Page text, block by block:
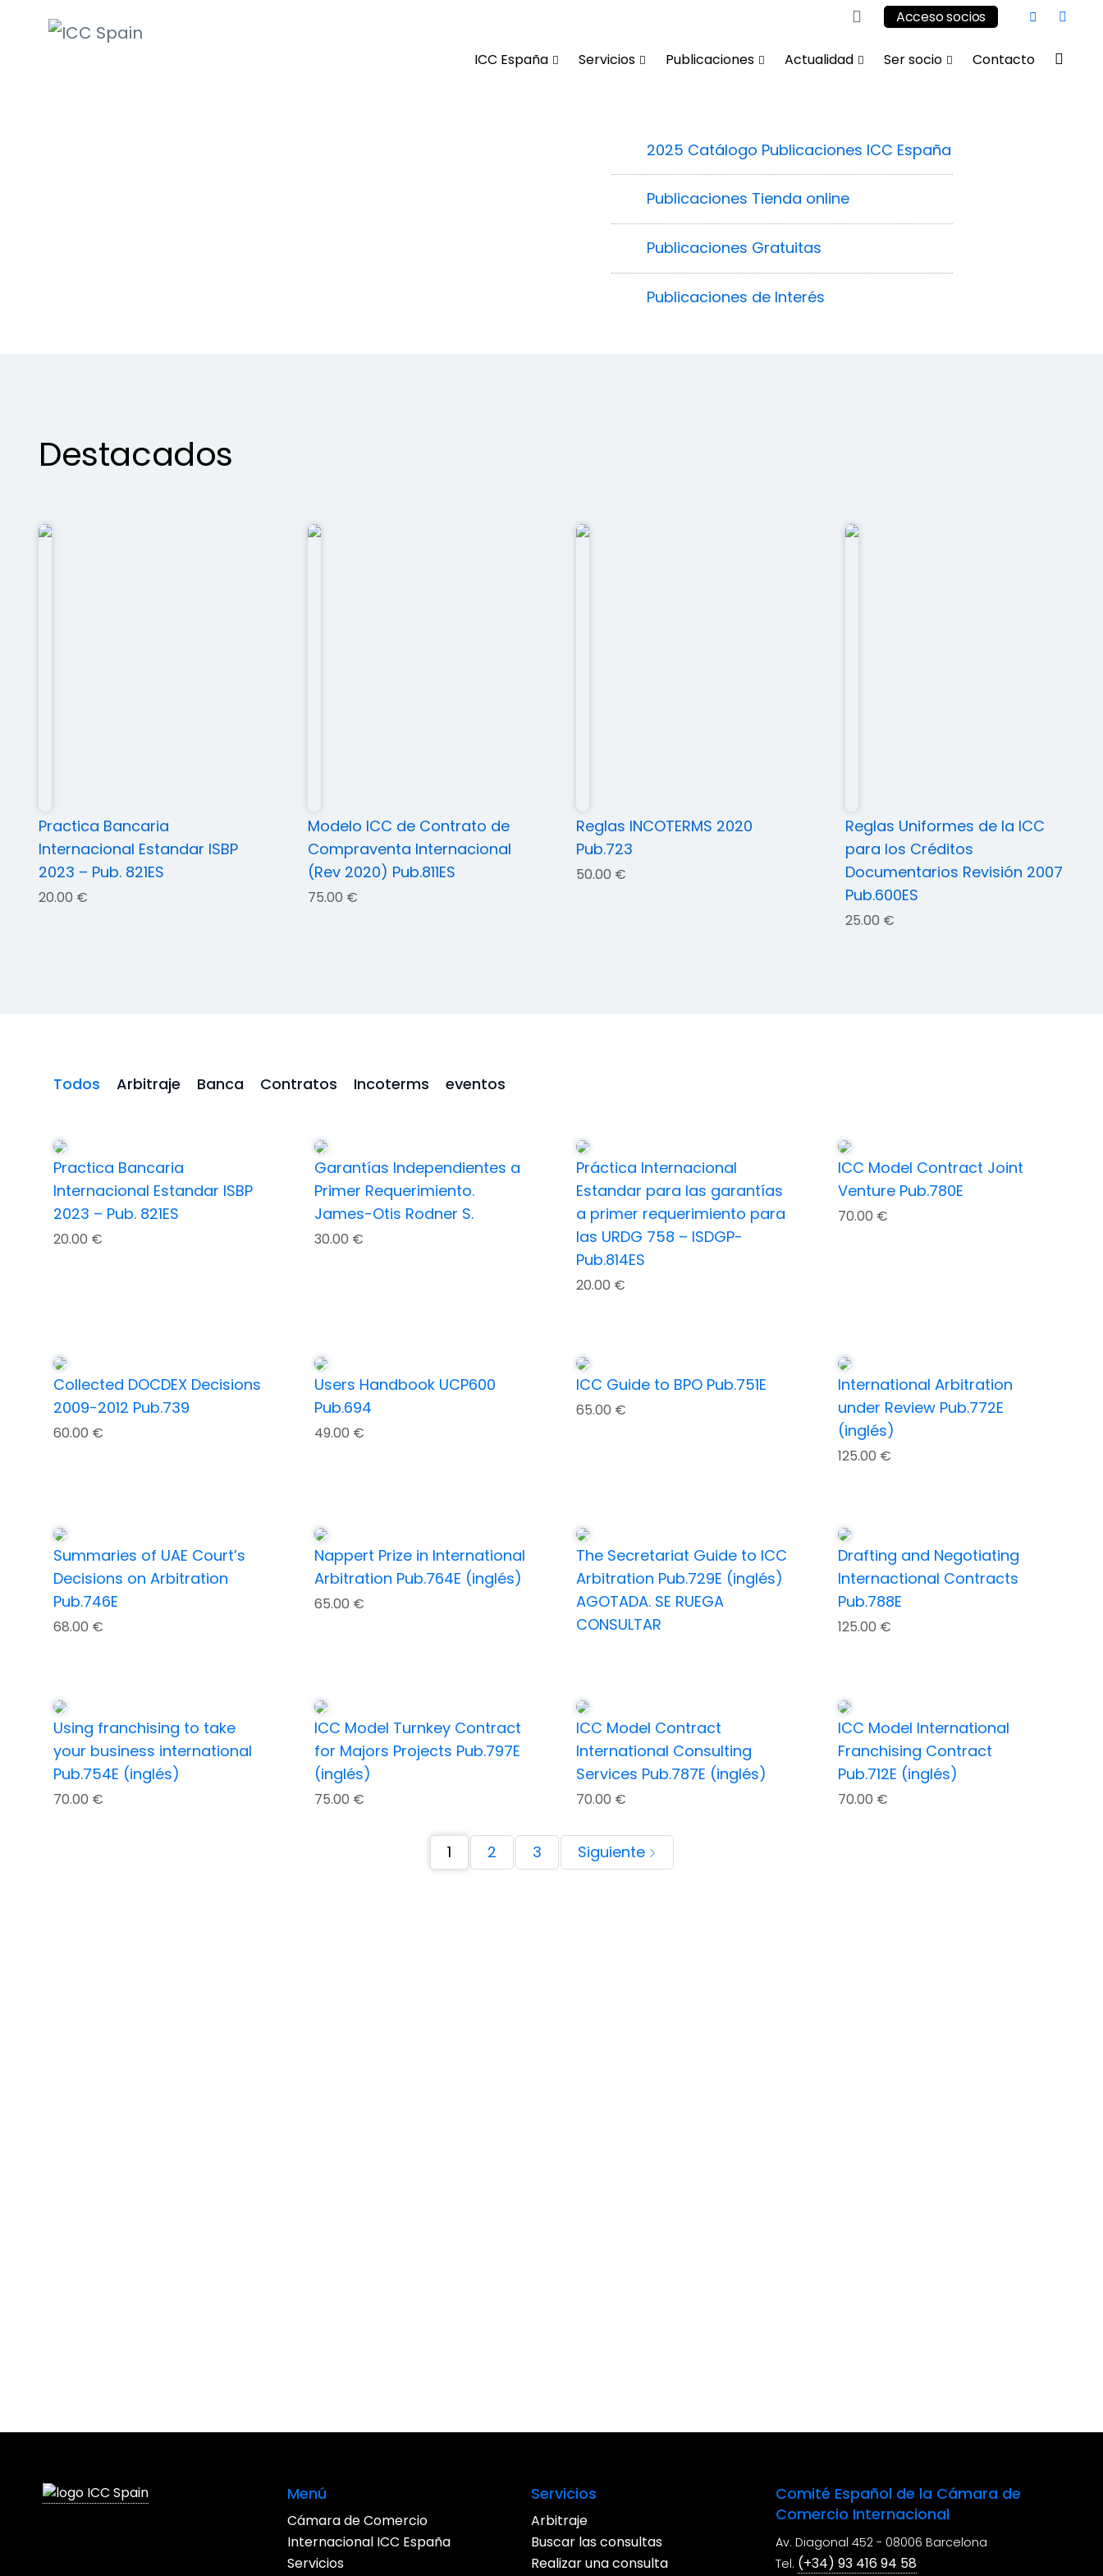
Acceso socios
ICC España Servicios Publicaciones Actualidad Ser socio Contacto
2025 Catálogo Publicaciones ICC España
Publicaciones Tienda online
Publicaciones Gratuitas
Publicaciones de Interés
Destacados
Practica Bancaria
Internacional Estandar ISBP
2023 – Pub. 821ES
20.00 €
Modelo ICC de Contrato de
Compraventa Internacional
(Rev 2020) Pub.811ES
75.00 €
Reglas INCOTERMS 2020
Pub.723
50.00 €
Reglas Uniformes de la ICC
para los Créditos
Documentarios Revisión 2007
Pub.600ES
25.00 €
Todos Arbitraje Banca Contratos Incoterms eventos
Practica Bancaria
Internacional Estandar ISBP
2023 – Pub. 821ES
20.00 €
Garantías Independientes a
Primer Requerimiento.
James-Otis Rodner S.
30.00 €
Práctica Internacional
Estandar para las garantías
a primer requerimiento para
las URDG 758 – ISDGP-
Pub.814ES
20.00 €
ICC Model Contract Joint
Venture Pub.780E
70.00 €
Collected DOCDEX Decisions
2009-2012 Pub.739
60.00 €
Users Handbook UCP600
Pub.694
49.00 €
ICC Guide to BPO Pub.751E
65.00 €
International Arbitration
under Review Pub.772E
(inglés)
125.00 €
Summaries of UAE Court’s
Decisions on Arbitration
Pub.746E
68.00 €
Nappert Prize in International
Arbitration Pub.764E (inglés)
65.00 €
The Secretariat Guide to ICC
Arbitration Pub.729E (inglés)
AGOTADA. SE RUEGA
CONSULTAR
Drafting and Negotiating
Internactional Contracts
Pub.788E
125.00 €
Using franchising to take
your business international
Pub.754E (inglés)
70.00 €
ICC Model Turnkey Contract
for Majors Projects Pub.797E
(inglés)
75.00 €
ICC Model Contract
International Consulting
Services Pub.787E (inglés)
70.00 €
ICC Model International
Franchising Contract
Pub.712E (inglés)
70.00 €
1 2 3 Siguiente
Menú
Cámara de Comercio
Internacional ICC España
Servicios
Servicios
Arbitraje
Buscar las consultas
Realizar una consulta
Comité Español de la Cámara de
Comercio Internacional
Av. Diagonal 452 - 08006 Barcelona
Tel. (+34) 93 416 94 58